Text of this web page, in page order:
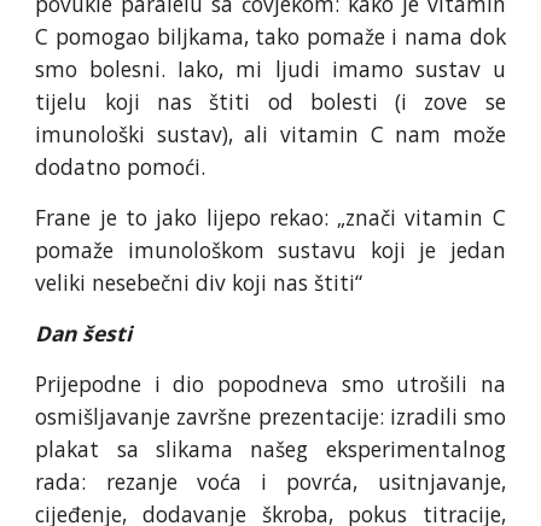
C pomogao biljkama, tako pomaže i nama dok
smo bolesni. Iako, mi ljudi imamo sustav u
tijelu koji nas štiti od bolesti (i zove se
imunološki sustav), ali vitamin C nam može
dodatno pomoći.
Frane je to jako lijepo rekao: „znači vitamin C
pomaže imunološkom sustavu koji je jedan
veliki nesebečni div koji nas štiti“
Dan šesti
Prijepodne i dio popodneva smo utrošili na
osmišljavanje završne prezentacije: izradili smo
plakat sa slikama našeg eksperimentalnog
rada: rezanje voća i povrća, usitnjavanje,
cijeđenje, dodavanje škroba, pokus titracije,